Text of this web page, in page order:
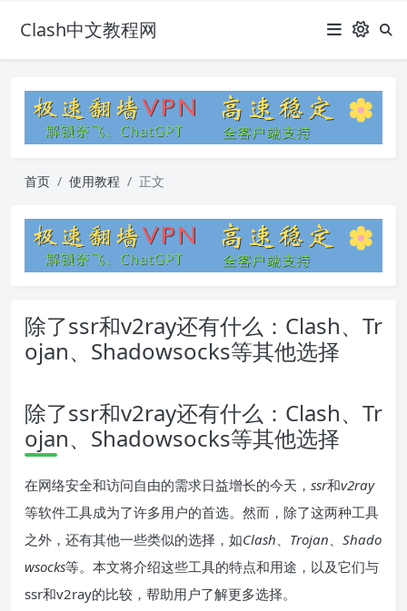
Clash中文教程网
首页 使用教程 正文
除了ssr和v2ray还有什么：Clash、Tr
ojan、Shadowsocks等其他选择
除了ssr和v2ray还有什么：Clash、Tr
ojan、Shadowsocks等其他选择
在网络安全和访问自由的需求日益增长的今天， ssr和v2ray
等软件工具成为了许多用户的首选。然而，除了这两种工具
之外，还有其他一些类似的选择，如Clash、 Trojan、 Shado
wsocks等。本文将介绍这些工具的特点和用途，以及它们与
ssr和v2ray的比较，帮助用户了解更多选择。